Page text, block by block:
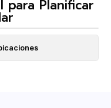
para Planificar